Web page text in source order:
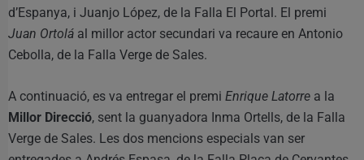
d’Espanya, i Juanjo López, de la Falla El Portal. El premi
Juan Ortolá al millor actor secundari va recaure en Antonio
Cebolla, de la Falla Verge de Sales.
A continuació, es va entregar el premi Enrique Latorre a la
Millor Direcció, sent la guanyadora Inma Ortells, de la Falla
Verge de Sales. Les dos mencions especials van ser